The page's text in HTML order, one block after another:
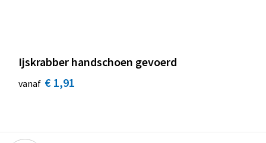
Ijskrabber handschoen gevoerd
vanaf € 1,91